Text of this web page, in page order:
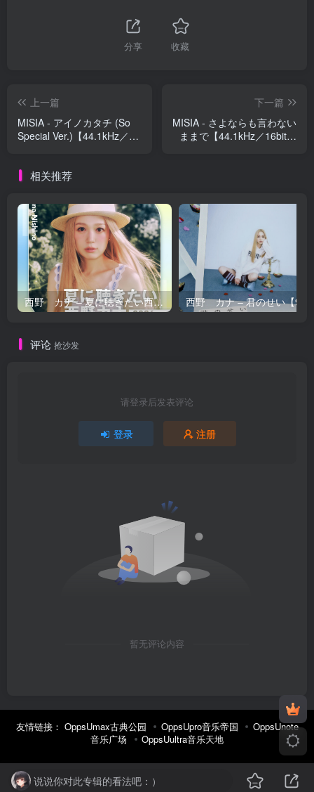
分享 收藏
上一篇
MISIA - アイノカタチ (So
Special Ver.)【44.1kHz／
下一篇
MISIA - さよならも言わない
ままで【44.1kHz／16bit】
相关推荐
西野 カナ – 夏に聴きたい西野カナ2026【44.1kHz／16bit】日本区
评论 抢沙发
请登录后发表评论
登录 注册
暂无评论内容
友情链接： OppsUmax古典公园 OppsUpro音乐帝国
OppsUnote
音乐广场
OppsUultra音乐天地
说说你对此专辑的看法吧：）